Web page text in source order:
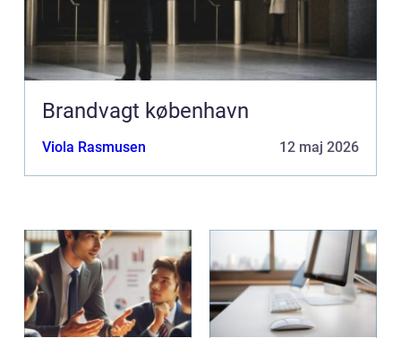
Brandvagt københavn
Viola Rasmusen 12 maj 2026